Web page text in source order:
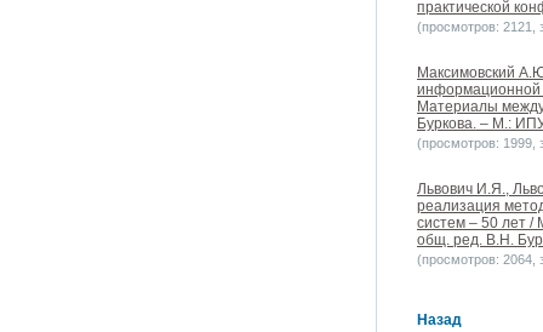
практической
(просмотров: 2121,
Максимовский
информационной
Материалы
Буркова. – М.:
(просмотров: 1999,
Львович И.Я.,
реализация
систем – 50 лет /
общ. ред. В.Н.
(просмотров: 2064,
Назад